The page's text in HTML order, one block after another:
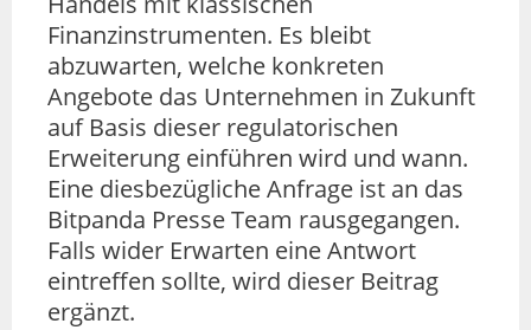
Finanzinstrumenten. Es bleibt
abzuwarten, welche konkreten
Angebote das Unternehmen in Zukunft
auf Basis dieser regulatorischen
Erweiterung einführen wird und wann.
Eine diesbezügliche Anfrage ist an das
Bitpanda Presse Team rausgegangen.
Falls wider Erwarten eine Antwort
eintreffen sollte, wird dieser Beitrag
ergänzt.